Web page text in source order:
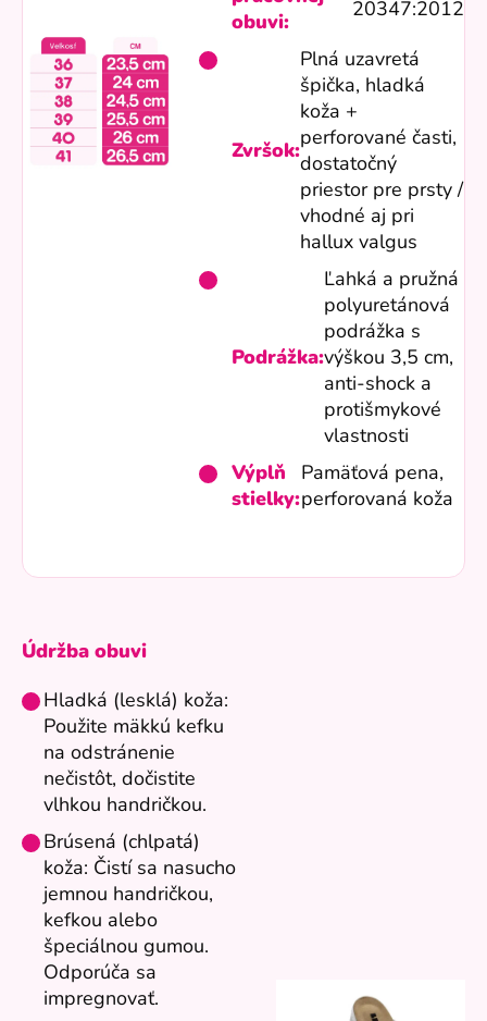
obuvi:
20347:2012
Zvršok:
Plná uzavretá
špička, hladká
koža +
perforované časti,
dostatočný
priestor pre prsty /
vhodné aj pri
hallux valgus
Podrážka:
Ľahká a pružná
polyuretánová
podrážka s
výškou 3,5 cm,
anti-shock a
protišmykové
vlastnosti
Výplň
stielky:
Pamäťová pena,
perforovaná koža
Údržba obuvi
Hladká (lesklá) koža:
Použite mäkkú kefku
na odstránenie
nečistôt, dočistite
vlhkou handričkou.
Brúsená (chlpatá)
koža: Čistí sa nasucho
jemnou handričkou,
kefkou alebo
špeciálnou gumou.
Odporúča sa
impregnovať.